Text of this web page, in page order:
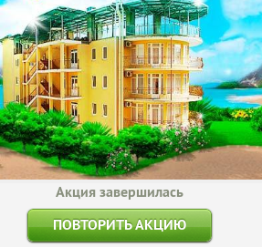
Акция завершилась
ПОВТОРИТЬ АКЦИЮ